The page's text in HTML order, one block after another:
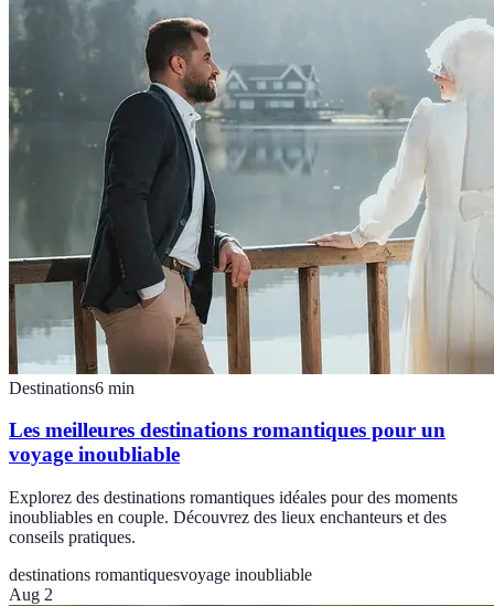
Destinations6 min
Les meilleures destinations romantiques pour un
voyage inoubliable
Explorez des destinations romantiques idéales pour des moments
inoubliables en couple. Découvrez des lieux enchanteurs et des
conseils pratiques.
destinations romantiquesvoyage inoubliable
Aug 2